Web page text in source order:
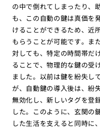
の中で倒れてしまったり、
も、この自動の鍵は真価を
けることができるため、近
もらうことが可能です。ま
対しても、特定の時間帯だ
ることで、物理的な鍵の受
ました。以前は鍵を紛失し
が、自動鍵の導入後は、紛
無効化し、新しいタグを登
した。このように、玄関の
した生活を支えると同時に